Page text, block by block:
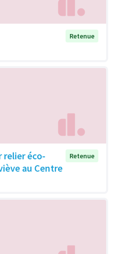
Retenue
relier éco-
au Centre
Retenue